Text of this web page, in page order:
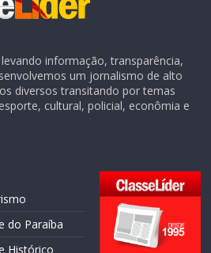
informação, transparência,
um jornalismo de alto
diversos transitando por temas
cultural, policial, econômia e
do Paraíba
Histórico